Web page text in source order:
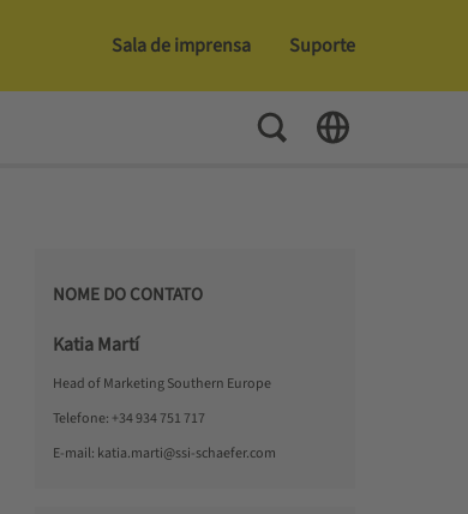
Sala de imprensa Suporte
Toggle Search
Toggle
NOME DO CONTATO
Katia Martí
Head of Marketing Southern Europe
Telefone: +34 934 751 717
E-mail: katia.marti@ssi-schaefer.com